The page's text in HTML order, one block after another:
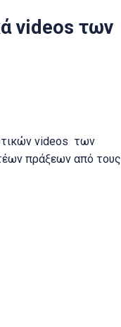
videos των
videos των
πράξεων από τους